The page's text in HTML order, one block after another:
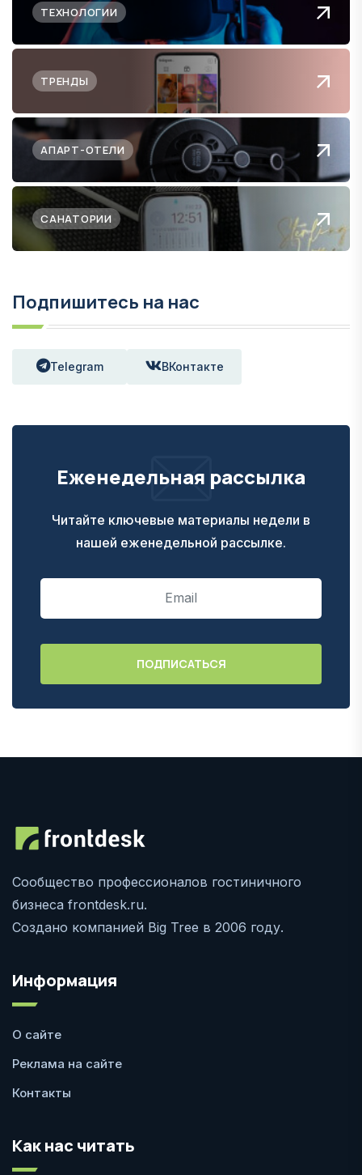
ТЕХНОЛОГИИ
ТРЕНДЫ
АПАРТ-ОТЕЛИ
САНАТОРИИ
Подпишитесь на нас
Telegram ВКонтакте
Еженедельная рассылка
Читайте ключевые материалы недели в
нашей еженедельной рассылке.
Сообщество профессионалов гостиничного
бизнеса frontdesk.ru.
Создано компанией Big Tree в 2006 году.
Информация
О сайте
Реклама на сайте
Контакты
Как нас читать